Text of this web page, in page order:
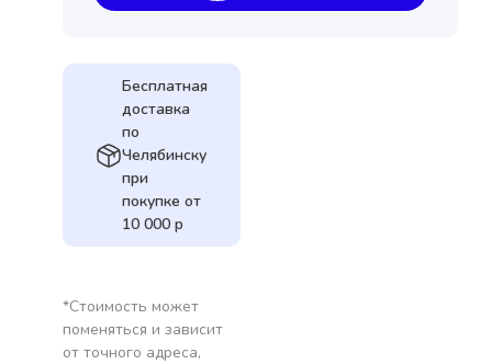
Бесплатная
доставка
по
Челябинску
при
покупке от
10 000 р
*Стоимость может
поменяться и зависит
от точного адреса,